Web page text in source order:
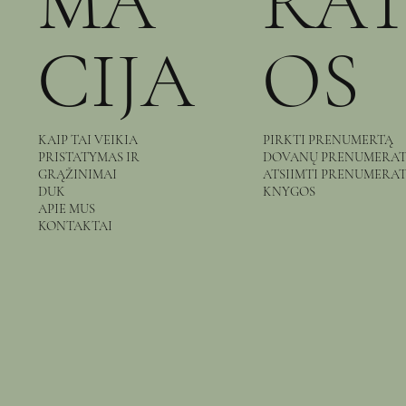
įskaičiuotas Mokesčiai
Į krepšelį
įskaičiuotas
įskaičiuotas Mokesčiai
Į krepšelį
įskaičiuotas
įskaičiuotas Mokesčiai
Į krepšelį
įskaičiuotas
CIJA
KAIP TAI VEIKIA
PRISTATYMAS IR
GRĄŽINIMAI
DUK
APIE MUS
KONTAKTAI
OS
PIRKTI PRENUMERTĄ
DOVANŲ
ATSIIMTI
KNYGOS